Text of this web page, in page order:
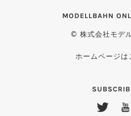
MODELLBAHN
© 株式会社モデ
ホームページは